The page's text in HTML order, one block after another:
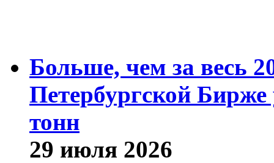
Больше, чем за весь
Петербургской
тонн
29 июля 2026